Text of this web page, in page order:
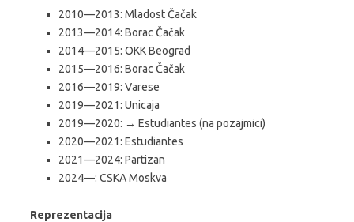
2010—2013: Mladost Čačak
2013—2014: Borac Čačak
2014—2015: OKK Beograd
2015—2016: Borac Čačak
2016—2019: Varese
2019—2021: Unicaja
2019—2020: → Estudiantes (na pozajmici)
2020—2021: Estudiantes
2021—2024: Partizan
2024—: CSKA Moskva
Reprezentacija